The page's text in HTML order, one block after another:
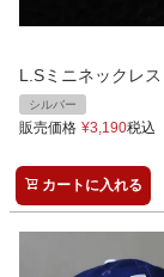
L.Sミニネックレス
シルバー
販売価格 ¥3,190税込
カートに入れる